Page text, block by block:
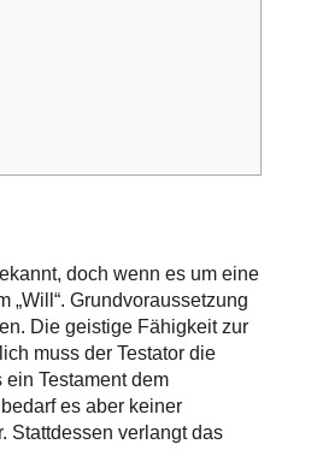
doch wenn es um eine
„Will“. Grundvoraussetzung
Die geistige Fähigkeit zur
muss der Testator die
Testament dem
es aber keiner
Stattdessen verlangt das